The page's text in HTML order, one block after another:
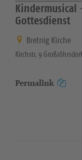
Kindermusical
Gottesdienst
Bretnig Kirche
Kirchstr. 9
Permalink